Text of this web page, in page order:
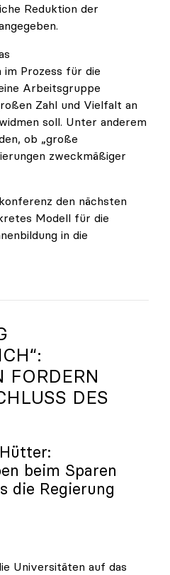
Reduktion der
im Prozess für die
Arbeitsgruppe
Zahl und Vielfalt an
soll. Unter anderem
ob „große
zweckmäßiger
den nächsten
Modell für die
in die
Universitäten: Für
FORDERN
DES
beim Sparen
die Regierung
Universitäten auf das